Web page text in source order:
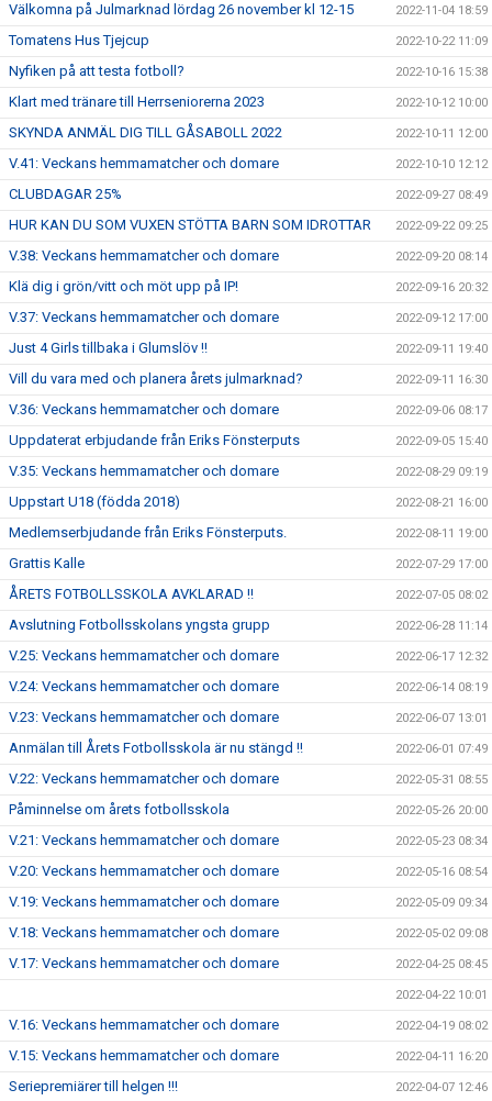
Välkomna på Julmarknad lördag 26 november kl 12-15 2022-11-04 18:59
Tomatens Hus Tjejcup 2022-10-22 11:09
Nyfiken på att testa fotboll? 2022-10-16 15:38
Klart med tränare till Herrseniorerna 2023 2022-10-12 10:00
SKYNDA ANMÄL DIG TILL GÅSABOLL 2022 2022-10-11 12:00
V.41: Veckans hemmamatcher och domare 2022-10-10 12:12
CLUBDAGAR 25% 2022-09-27 08:49
HUR KAN DU SOM VUXEN STÖTTA BARN SOM IDROTTAR 2022-09-22 09:25
V.38: Veckans hemmamatcher och domare 2022-09-20 08:14
Klä dig i grön/vitt och möt upp på IP! 2022-09-16 20:32
V.37: Veckans hemmamatcher och domare 2022-09-12 17:00
Just 4 Girls tillbaka i Glumslöv !! 2022-09-11 19:40
Vill du vara med och planera årets julmarknad? 2022-09-11 16:30
V.36: Veckans hemmamatcher och domare 2022-09-06 08:17
Uppdaterat erbjudande från Eriks Fönsterputs 2022-09-05 15:40
V.35: Veckans hemmamatcher och domare 2022-08-29 09:19
Uppstart U18 (födda 2018) 2022-08-21 16:00
Medlemserbjudande från Eriks Fönsterputs. 2022-08-11 19:00
Grattis Kalle 2022-07-29 17:00
ÅRETS FOTBOLLSSKOLA AVKLARAD !! 2022-07-05 08:02
Avslutning Fotbollsskolans yngsta grupp 2022-06-28 11:14
V.25: Veckans hemmamatcher och domare 2022-06-17 12:32
V.24: Veckans hemmamatcher och domare 2022-06-14 08:19
V.23: Veckans hemmamatcher och domare 2022-06-07 13:01
Anmälan till Årets Fotbollsskola är nu stängd !! 2022-06-01 07:49
V.22: Veckans hemmamatcher och domare 2022-05-31 08:55
Påminnelse om årets fotbollsskola 2022-05-26 20:00
V.21: Veckans hemmamatcher och domare 2022-05-23 08:34
V.20: Veckans hemmamatcher och domare 2022-05-16 08:54
V.19: Veckans hemmamatcher och domare 2022-05-09 09:34
V.18: Veckans hemmamatcher och domare 2022-05-02 09:08
V.17: Veckans hemmamatcher och domare 2022-04-25 08:45
2022-04-22 10:01
V.16: Veckans hemmamatcher och domare 2022-04-19 08:02
V.15: Veckans hemmamatcher och domare 2022-04-11 16:20
Seriepremiärer till helgen !!! 2022-04-07 12:46